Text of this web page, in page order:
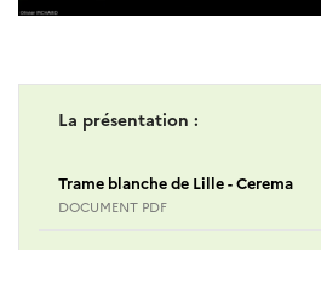
La présentation :
Trame blanche de Lille - Cerema
DOCUMENT PDF